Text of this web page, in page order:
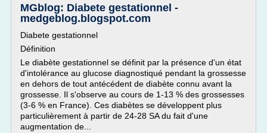
MGblog: Diabete gestationnel -
medgeblog.blogspot.com
Diabete gestationnel
Définition
Le diabète gestationnel se définit par la présence d'un état
d'intolérance au glucose diagnostiqué pendant la grossesse
en dehors de tout antécédent de diabète connu avant la
grossesse. Il s'observe au cours de 1-13 % des grossesses
(3-6 % en France). Ces diabètes se développent plus
particulièrement à partir de 24-28 SA du fait d'une
augmentation de...